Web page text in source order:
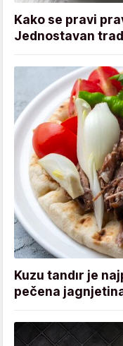
Kako se pravi
Jednostavan
Kuzu tandır je
pečena